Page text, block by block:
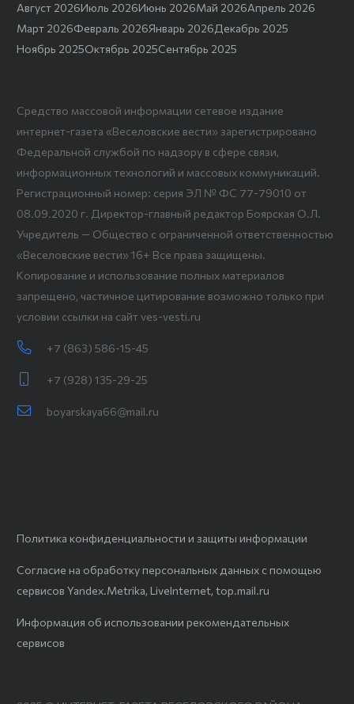
Август 2026Июль 2026Июнь 2026Май 2026Апрель 2026
Март 2026Февраль 2026Январь 2026Декабрь 2025
Ноябрь 2025Октябрь 2025Сентябрь 2025
Средство массовой информации сетевое издание
интернет-газета «Веселовские вести» зарегистрировано
Федеральной службой по надзору в сфере связи,
информационных технологий и массовых коммуникаций.
Регистрационный номер: серия ЭЛ № ФС 77-79010 от
08.09.2020 г. Директор-главный редактор Боярская О.Л.
Учредитель — Общество с ограниченной ответственностью
«Веселовские вести» 16+ Все права защищены.
Копирование и использование полных материалов
запрещено, частичное цитирование возможно только при
условии ссылки на сайт ves-vesti.ru
+7 (863) 586-15-45
+7 (928) 135-29-25
boyarskaya66@mail.ru
Политика конфиденциальности и защиты информации
Согласие на обработку персональных данных с помощью
сервисов Yandex.Metrika, LiveInternet, top.mail.ru
Информация об использовании рекомендательных
сервисов